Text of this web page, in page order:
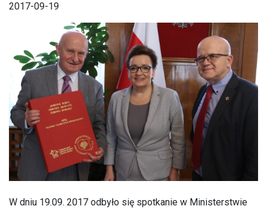
2017-09-19
W dniu 19.09. 2017 odbyło się spotkanie w Ministerstwie